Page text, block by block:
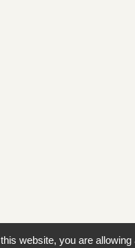
website, you are